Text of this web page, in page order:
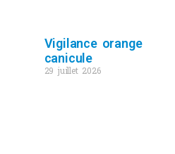
Vigilance orange
canicule
29 juillet 2026